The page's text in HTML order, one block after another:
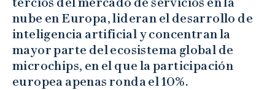
nube en Europa, lideran el desarrollo de
inteligencia artificial y concentran la
mayor parte del ecosistema global de
microchips, en el que la participación
europea apenas ronda el 10%.